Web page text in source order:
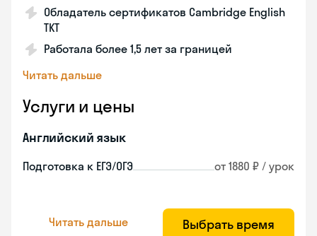
Обладатель сертификатов Cambridge English
TKT
Работала более 1,5 лет за границей
Читать дальше
Услуги и цены
Английский язык
Подготовка к ЕГЭ/ОГЭ от 1880 ₽ / урок
Читать дальше Выбрать время